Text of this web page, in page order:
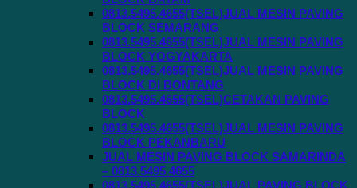
0813.5495.4655(TSEL)JUAL MESIN PAVING
BLOCK SEMARANG
0813.5495.4655(TSEL)JUAL MESIN PAVING
BLOCK YOGYAKARTA
0813.5495.4655(TSEL)JUAL MESIN PAVING
BLOCK DI BONTANG
0813.5495.4655(TSEL)CETAKAN PAVING
BLOCK
0813.5495.4655(TSEL)JUAL MESIN PAVING
BLOCK PEKANBARU
JUAL MESIN PAVING BLOCK SAMARINDA
– 0813.5495.4655
0813.5495.4655(TSEL)JUAL PAVING BLOCK